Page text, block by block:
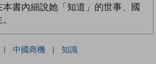
書內細說她「知道」的世事、國
| 中國商機 | 知識